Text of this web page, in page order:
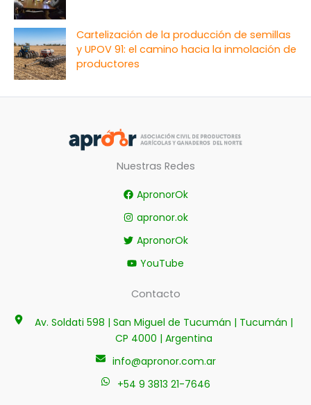
Cartelización de la producción de semillas
y UPOV 91: el camino hacia la inmolación de
productores
Nuestras Redes
ApronorOk
apronor.ok
ApronorOk
YouTube
Contacto
Av. Soldati 598 | San Miguel de Tucumán | Tucumán |
CP 4000 | Argentina
info@apronor.com.ar
+54 9 3813 21-7646